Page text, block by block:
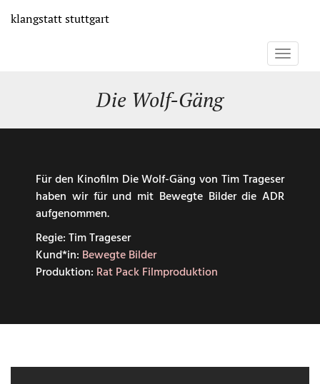
zum
klangstattstuttgart
Toggle
Die Wolf-Gäng
Für den Kinofilm Die Wolf-Gäng von Tim Trageser
haben wir für und mit Bewegte Bilder die ADR
aufgenommen.
Regie: Tim Trageser
Kund*in: Bewegte Bilder
Produktion: Rat Pack Filmproduktion